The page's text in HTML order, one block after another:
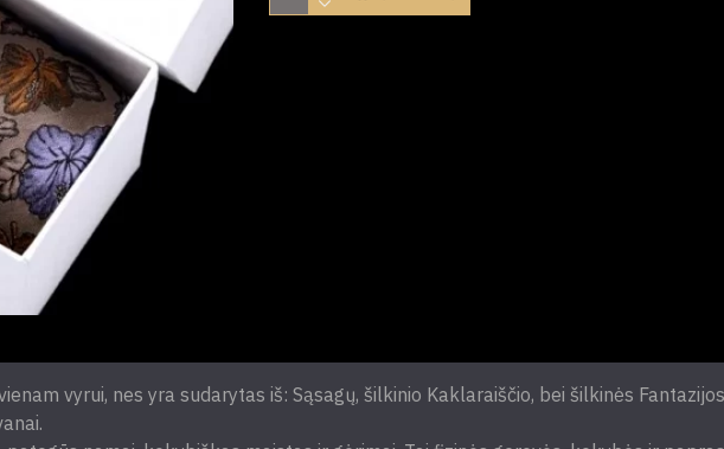
vyrui, nes yra sudarytas iš: Sąsagų, šilkinio Kaklaraiščio, bei šilkinės